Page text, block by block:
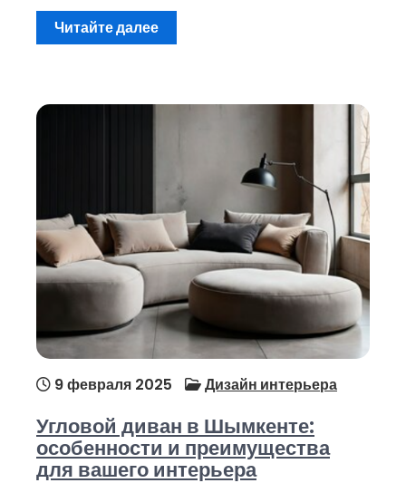
Читайте далее
9 февраля 2025 Дизайн интерьера
Угловой диван в Шымкенте:
особенности и преимущества
для вашего интерьера